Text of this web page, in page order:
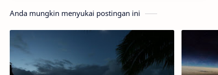
Anda mungkin menyukai postingan ini